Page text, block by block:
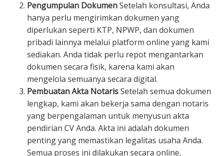
Pengumpulan DokumenSetelah konsultasi, Anda
hanya perlu mengirimkan dokumen yang
diperlukan seperti KTP, NPWP, dan dokumen
pribadi lainnya melalui platform online yang kami
sediakan. Anda tidak perlu repot mengantarkan
dokumen secara fisik, karena kami akan
mengelola semuanya secara digital.
Pembuatan Akta NotarisSetelah semua dokumen
lengkap, kami akan bekerja sama dengan notaris
yang berpengalaman untuk menyusun akta
pendirian CV Anda. Akta ini adalah dokumen
penting yang memastikan legalitas usaha Anda.
Semua proses ini dilakukan secara online,